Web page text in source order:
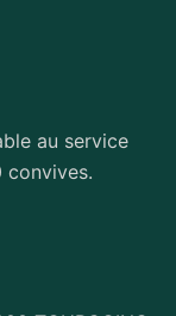
au service